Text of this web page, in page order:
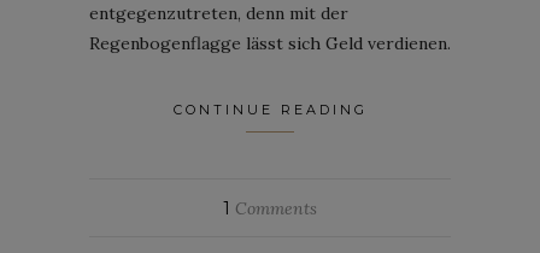
entgegenzutreten, denn mit der
Regenbogenflagge lässt sich Geld verdienen.
CONTINUE READING
1 Comments